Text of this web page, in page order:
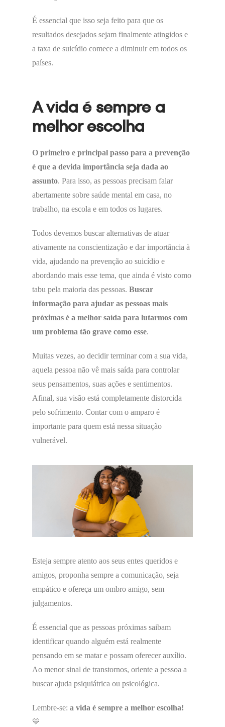
É essencial que isso seja feito para que os
resultados desejados sejam finalmente atingidos e
a taxa de suicídio comece a diminuir em todos os
países.
A vida é sempre a
melhor escolha
O primeiro e principal passo para a prevenção
é que a devida importância seja dada ao
assunto. Para isso, as pessoas precisam falar
abertamente sobre saúde mental em casa, no
trabalho, na escola e em todos os lugares.
Todos devemos buscar alternativas de atuar
ativamente na conscientização e dar importância à
vida, ajudando na prevenção ao suicídio e
abordando mais esse tema, que ainda é visto como
tabu pela maioria das pessoas. Buscar
informação para ajudar as pessoas mais
próximas é a melhor saída para lutarmos com
um problema tão grave como esse.
Muitas vezes, ao decidir terminar com a sua vida,
aquela pessoa não vê mais saída para controlar
seus pensamentos, suas ações e sentimentos.
Afinal, sua visão está completamente distorcida
pelo sofrimento. Contar com o amparo é
importante para quem está nessa situação
vulnerável.
Esteja sempre atento aos seus entes queridos e
amigos, proponha sempre a comunicação, seja
empático e ofereça um ombro amigo, sem
julgamentos.
É essencial que as pessoas próximas saibam
identificar quando alguém está realmente
pensando em se matar e possam oferecer auxílio.
Ao menor sinal de transtornos, oriente a pessoa a
buscar ajuda psiquiátrica ou psicológica.
Lembre-se: a vida é sempre a melhor escolha!
💛